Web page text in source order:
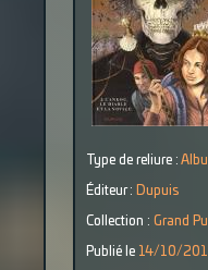
Type de reliure :
Éditeur : Dupuis
Collection : Grand
Publié le 14/10/